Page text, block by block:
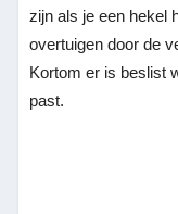
zijn als je een hekel
overtuigen door de
Kortom er is beslist
past.